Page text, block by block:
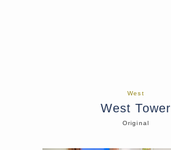
West
West Tower
Original